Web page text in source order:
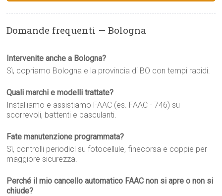
Domande frequenti — Bologna
Intervenite anche a Bologna?
Sì, copriamo Bologna e la provincia di BO con tempi rapidi.
Quali marchi e modelli trattate?
Installiamo e assistiamo FAAC (es. FAAC - 746) su
scorrevoli, battenti e basculanti.
Fate manutenzione programmata?
Sì, controlli periodici su fotocellule, finecorsa e coppie per
maggiore sicurezza.
Perché il mio cancello automatico FAAC non si apre o non si
chiude?